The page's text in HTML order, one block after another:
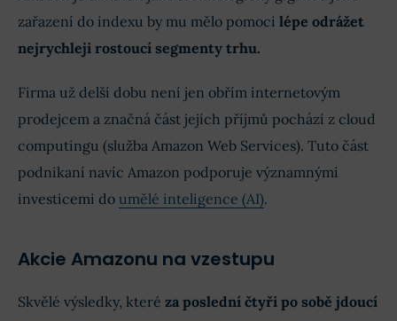
zařazení do indexu by mu mělo pomoci lépe odrážet
nejrychleji rostoucí segmenty trhu.
Firma už delší dobu není jen obřím internetovým
prodejcem a značná část jejích příjmů pochází z cloud
computingu (služba Amazon Web Services). Tuto část
podnikaní navíc Amazon podporuje významnými
investicemi do umělé inteligence (AI).
Akcie Amazonu na vzestupu
Skvělé výsledky, které za poslední čtyři po sobě jdoucí